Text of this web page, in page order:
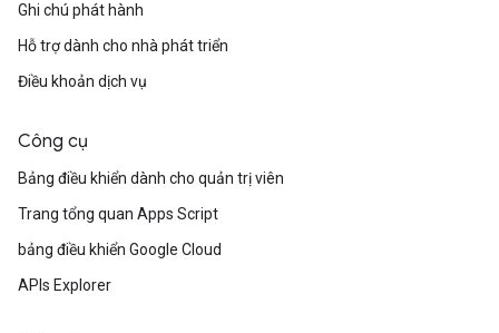
Ghi chú phát hành
Hỗ trợ dành cho nhà phát triển
Điều khoản dịch vụ
Công cụ
Bảng điều khiển dành cho quản trị viên
Trang tổng quan Apps Script
bảng điều khiển Google Cloud
APIs Explorer